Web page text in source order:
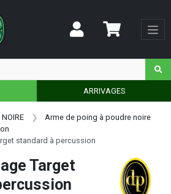
ARRIVAGES
NOIRE
Arme de poing à poudre noire
standard à percussion
Target